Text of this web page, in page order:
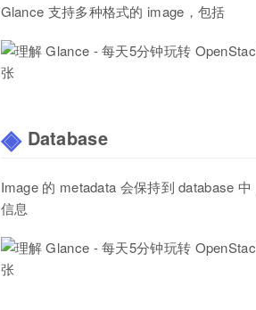
Glance 支持多种格式的 image，包括
Database
Image 的 metadata 会保持到 database
信息